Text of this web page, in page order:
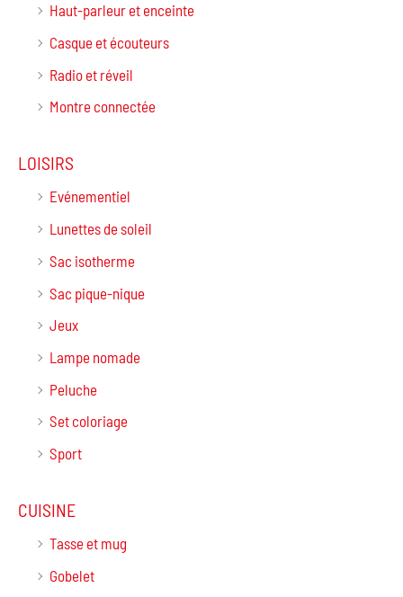
Haut-parleur et enceinte
Casque et écouteurs
Radio et réveil
Montre connectée
LOISIRS
Evénementiel
Lunettes de soleil
Sac isotherme
Sac pique-nique
Jeux
Lampe nomade
Peluche
Set coloriage
Sport
CUISINE
Tasse et mug
Gobelet